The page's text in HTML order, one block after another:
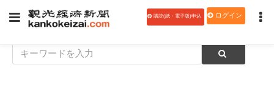
購読(紙・電子版)申込 ログイン